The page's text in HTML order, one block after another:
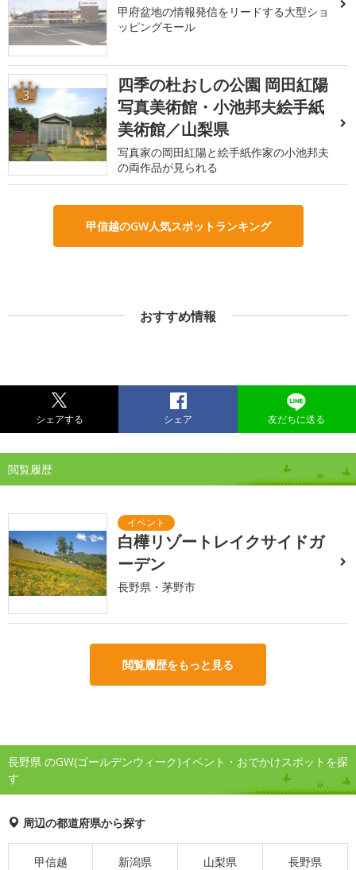
甲府盆地の情報発信をリードする大型ショ
ッピングモール
3
四季の杜おしの公園 岡田紅陽
写真美術館・小池邦夫絵手紙
美術館／山梨県
写真家の岡田紅陽と絵手紙作家の小池邦夫
の両作品が見られる
甲信越のGW人気スポットランキング
おすすめ情報
シェアする シェア 友だちに送る
閲覧履歴
白樺リゾートレイクサイドガ
ーデン
長野県・茅野市
閲覧履歴をもっと見る
長野県 のGW(ゴールデンウィーク)イベント・おでかけスポットを探
す
周辺の都道府県から探す
甲信越 新潟県 山梨県 長野県